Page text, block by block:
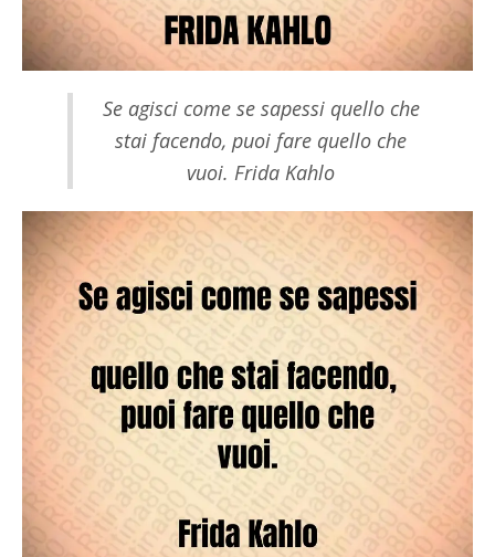
Se agisci come se sapessi quello che
stai facendo, puoi fare quello che
vuoi. Frida Kahlo